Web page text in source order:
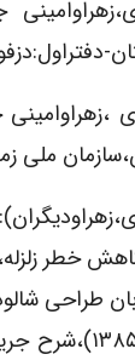
ملی
خطر
8)اهری،زهرا با